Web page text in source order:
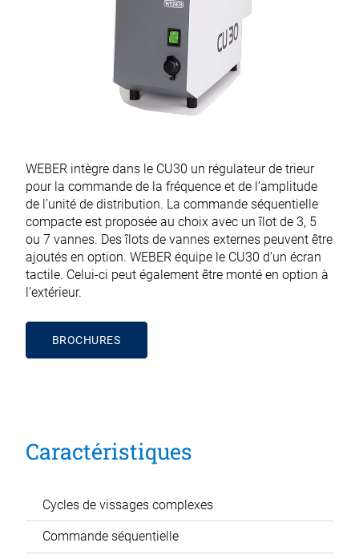
WEBER intègre dans le CU30 un régulateur de trieur
pour la commande de la fréquence et de l’amplitude
de l’unité de distribution. La commande séquentielle
compacte est proposée au choix avec un îlot de 3, 5
ou 7 vannes. Des îlots de vannes externes peuvent être
ajoutés en option. WEBER équipe le CU30 d’un écran
tactile. Celui-ci peut également être monté en option à
l’extérieur.
BROCHURES
Caractéristiques
Cycles de vissages complexes
Commande séquentielle